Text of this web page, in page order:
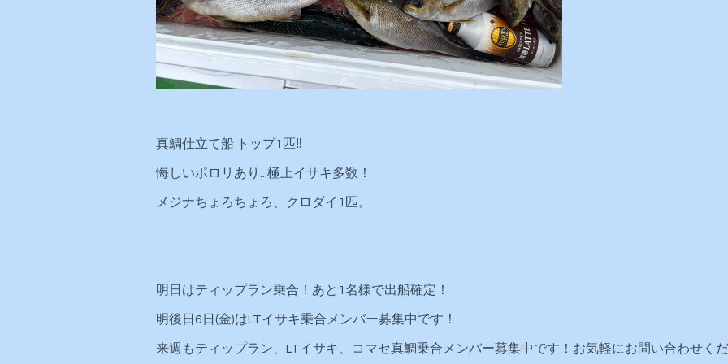
真鯛仕立て船 トップ1匹‼️
悔しいポロリあり...極上イサキ多数！
メジナちょろちょろ、クロダイ1匹。
明日はティップラン乗合！あと1名様で出船確定！
明後日6日(金)はLTイサキ乗合メンバー募集中です！
来週もティップラン、LTイサキ、コマセ真鯛乗合メンバー募集中です！お気軽にお問い合わせく